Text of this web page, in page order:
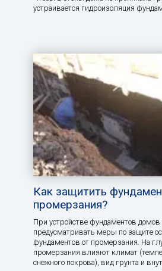
устраивается гидроизоляция
Как защитить
промерзания?
При устройстве фундаментов домов
предусматривать меры по защите
фундаментов от промерзания. На
промерзания влияют климат
снежного покрова), вид грунта и